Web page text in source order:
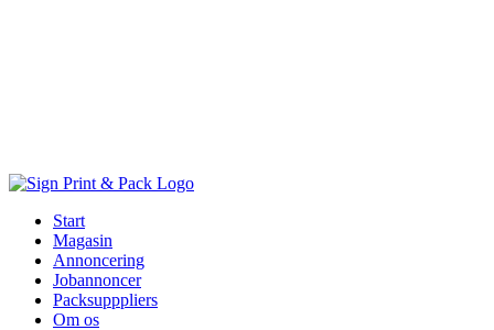
Start
Magasin
Annoncering
Jobannoncer
Packsupppliers
Om os